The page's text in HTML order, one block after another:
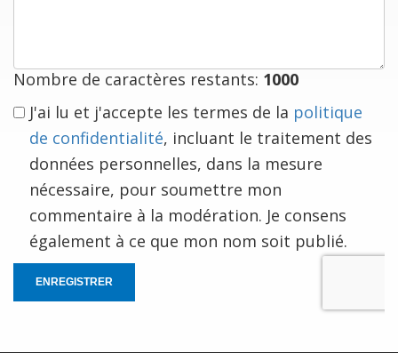
Nombre de caractères restants: 1000
J'ai lu et j'accepte les termes de la politique
de confidentialité, incluant le traitement des
données personnelles, dans la mesure
nécessaire, pour soumettre mon
commentaire à la modération. Je consens
également à ce que mon nom soit publié.
ENREGISTRER